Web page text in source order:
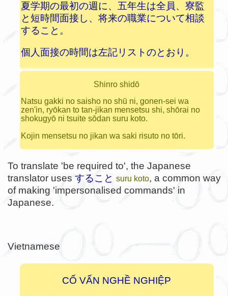
夏学期の最初の週に、五年生は全員、寮監
と短時間面接し、将来の職業について相談
すること。
個人面接の時間は左記リストのとおり。
Shinro shidō
Natsu gakki no saisho no shū ni, gonen-sei wa
zen'in, ryōkan to tan-jikan mensetsu shi, shōrai no
shokugyō ni tsuite sōdan suru koto.
Kojin mensetsu no jikan wa saki risuto no tōri.
To translate 'be required to', the Japanese
translator uses すること suru koto, a common way
of making 'impersonalised commands' in
Japanese.
Vietnamese
CỐ VẤN NGHỀ NGHIỆP